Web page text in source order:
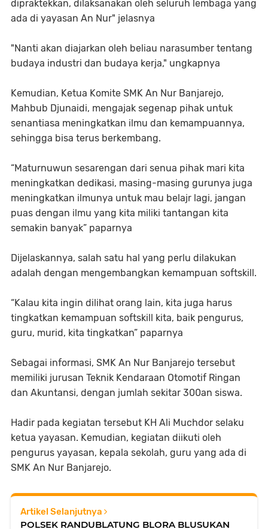
dipraktekkan, dilaksanakan oleh seluruh lembaga yang
ada di yayasan An Nur" jelasnya
"Nanti akan diajarkan oleh beliau narasumber tentang
budaya industri dan budaya kerja," ungkapnya
Kemudian, Ketua Komite SMK An Nur Banjarejo,
Mahbub Djunaidi, mengajak segenap pihak untuk
senantiasa meningkatkan ilmu dan kemampuannya,
sehingga bisa terus berkembang.
“Maturnuwun sesarengan dari senua pihak mari kita
meningkatkan dedikasi, masing-masing gurunya juga
meningkatkan ilmunya untuk mau belajr lagi, jangan
puas dengan ilmu yang kita miliki tantangan kita
semakin banyak” paparnya
Dijelaskannya, salah satu hal yang perlu dilakukan
adalah dengan mengembangkan kemampuan softskill.
“Kalau kita ingin dilihat orang lain, kita juga harus
tingkatkan kemampuan softskill kita, baik pengurus,
guru, murid, kita tingkatkan” paparnya
Sebagai informasi, SMK An Nur Banjarejo tersebut
memiliki jurusan Teknik Kendaraan Otomotif Ringan
dan Akuntansi, dengan jumlah sekitar 300an siswa.
Hadir pada kegiatan tersebut KH Ali Muchdor selaku
ketua yayasan. Kemudian, kegiatan diikuti oleh
pengurus yayasan, kepala sekolah, guru yang ada di
SMK An Nur Banjarejo.
Artikel Selanjutnya
POLSEK RANDUBLATUNG BLORA BLUSUKAN